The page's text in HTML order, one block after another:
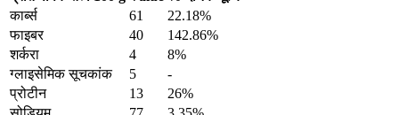
कार्ब्स
61
22.18%
फाइबर
40
142.86%
शर्करा
4
8%
ग्लाइसेमिक सूचकांक
5
-
प्रोटीन
13
26%